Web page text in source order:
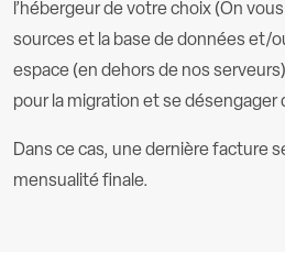
l’hébergeur de votre choix (On
sources et la base de données et/
espace (en dehors de nos
pour la migration et se désengager
Dans ce cas, une dernière facture
mensualité finale.